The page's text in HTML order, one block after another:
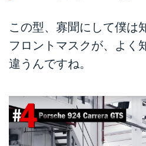
この型、寡聞にして僕は
フロントマスクが、よく
違うんですね。